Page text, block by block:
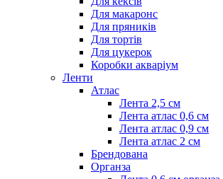
Для макаронс
Для пряників
Для тортів
Для цукерок
Коробки акваріум
Ленти
Атлас
Лента 2,5 см
Лента атлас 0,6 см
Лента атлас 0,9 см
Лента атлас 2 см
Брендована
Органза